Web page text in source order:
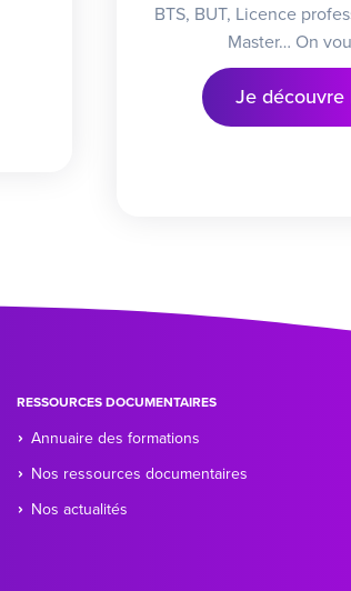
BTS, BUT, Licence
Master… On
Je découvre
RESSOURCES DOCUMENTAIRES
Annuaire des formations
Nos ressources documentaires
Nos actualités